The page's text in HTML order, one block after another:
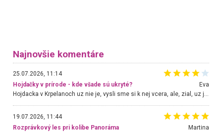
Najnovšie komentáre
25.07.2026, 11:14
Hojdačky v prírode - kde všade sú ukryté?
Eva
Hojdacka v Krpelanoch uz nie je, vysli sme si k nej vcera, ale, zial, uz je znicena. Ak sem planujete cestu len kvoli hojdacke, mozete si ju usetrit. Krasny vyhlad je tu vsak aj bez hojdacky :-)
19.07.2026, 11:44
Rozprávkový les pri kolibe Panoráma
Martina